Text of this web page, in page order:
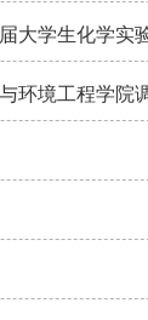
大学生化学实
环境工程学院